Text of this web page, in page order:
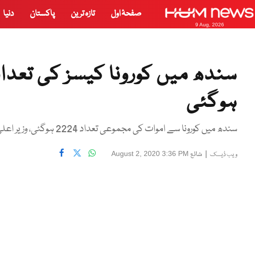
9 Aug, 2026
صفحۂ اول تازہ ترین پاکستان دنیا
ہوگئی
سندھ میں کورونا سے اموات کی مجموعی تعداد 2224 ہوگئی، وزیر اعلیٰ مراد علی شاہ
ویب ڈیسک | شائع August 2, 2020 3:36 PM